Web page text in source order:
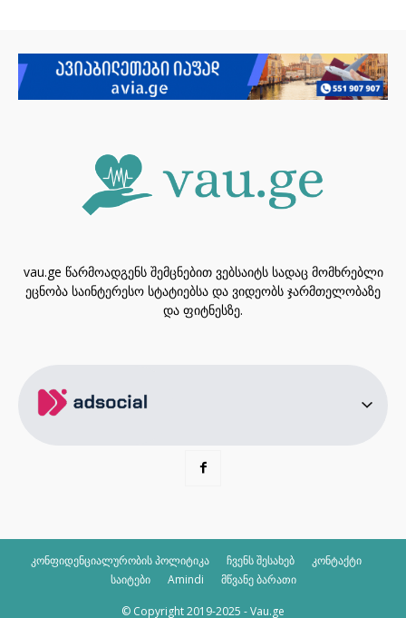
vau.ge წარმოადგენს შემცნებით ვებსაიტს სადაც მომხრებლი
ეცნობა საინტერესო სტატიებსა და ვიდეობს ჯარმთელობაზე
და ფიტნესზე.
კონფიდენციალურობის პოლიტიკა ჩვენს შესახებ
კონტაქტი
საიტები
Amindi მწვანე ბარათი
© Copyright 2019-2025 - Vau.ge